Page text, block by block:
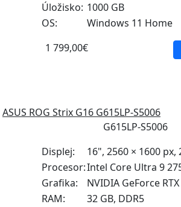
Úložisko: 1000 GB
OS:
Windows 11 Home
1 799,00€
ASUS ROG Strix G16 G615LP-S5006
G615LP-S5006
Displej:
16", 2560 × 1600 px,
Procesor:Intel Core Ultra 9
Grafika:
NVIDIA GeForce
RAM:
32 GB, DDR5